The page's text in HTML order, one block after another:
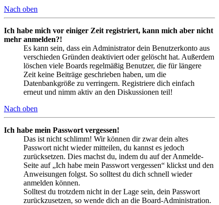
Nach oben
Ich habe mich vor einiger Zeit registriert, kann mich aber nicht
mehr anmelden?!
Es kann sein, dass ein Administrator dein Benutzerkonto aus
verschieden Gründen deaktiviert oder gelöscht hat. Außerdem
löschen viele Boards regelmäßig Benutzer, die für längere
Zeit keine Beiträge geschrieben haben, um die
Datenbankgröße zu verringern. Registriere dich einfach
erneut und nimm aktiv an den Diskussionen teil!
Nach oben
Ich habe mein Passwort vergessen!
Das ist nicht schlimm! Wir können dir zwar dein altes
Passwort nicht wieder mitteilen, du kannst es jedoch
zurücksetzen. Dies machst du, indem du auf der Anmelde-
Seite auf „Ich habe mein Passwort vergessen“ klickst und den
Anweisungen folgst. So solltest du dich schnell wieder
anmelden können.
Solltest du trotzdem nicht in der Lage sein, dein Passwort
zurückzusetzen, so wende dich an die Board-Administration.